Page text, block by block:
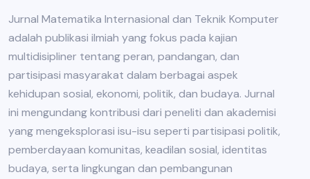
Jurnal Matematika Internasional dan Teknik Komputer
adalah publikasi ilmiah yang fokus pada kajian
multidisipliner tentang peran, pandangan, dan
partisipasi masyarakat dalam berbagai aspek
kehidupan sosial, ekonomi, politik, dan budaya. Jurnal
ini mengundang kontribusi dari peneliti dan akademisi
yang mengeksplorasi isu-isu seperti partisipasi politik,
pemberdayaan komunitas, keadilan sosial, identitas
budaya, serta lingkungan dan pembangunan